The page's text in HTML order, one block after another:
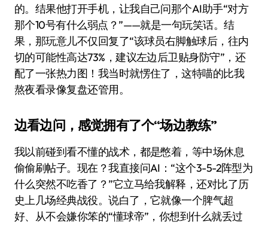
的。结果他打开手机，让我自己问那个AI助手“对方
那个10号有什么弱点？”——就是一句玩笑话。结
果，那玩意儿不仅回复了“该球员右脚触球后，往内
切的可能性高达73%，建议左边后卫贴身防守”，还
配了一张热力图！我当时就愣住了，这特喵的比我
熬夜看录像复盘还管用。
边看边问，感觉拥有了个“场边教练”
我以前碰到看不懂的战术，都是憋着，等中场休息
偷偷刷帖子。现在？我直接问AI：“这个3-5-2阵型为
什么突然不吃香了？”它立马给我解释，还对比了历
史上几场经典战役。说白了，它就像一个脾气超
好、从不会嫌你笨的“懂球帝”，你想到什么就丢过